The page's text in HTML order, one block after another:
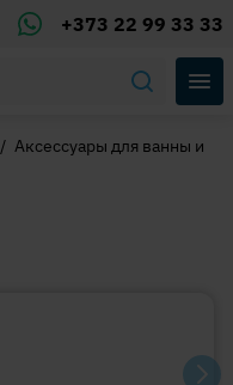
+373 22 99 33 33
/ Аксессуары для ванны и